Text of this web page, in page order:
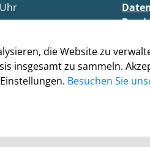
die Website zu
insgesamt zu sammeln.
Besuchen Sie